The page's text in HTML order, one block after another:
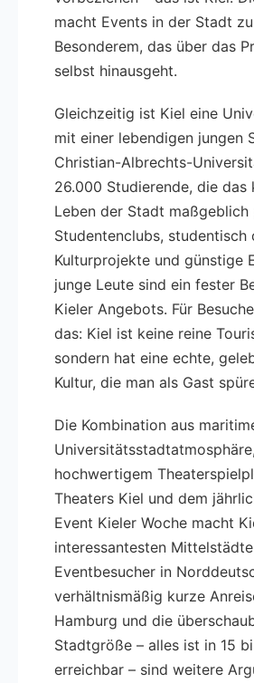
macht Events in der Stadt
Besonderem, das über das
selbst hinausgeht.
Gleichzeitig ist Kiel eine
mit einer lebendigen jungen
Christian-Albrechts-
26.000 Studierende, die das
Leben der Stadt maßgeblich
Studentenclubs, studentisch
Kulturprojekte und günstige
junge Leute sind ein fester
Kieler Angebots. Für
das: Kiel ist keine reine
sondern hat eine echte,
Kultur, die man als Gast
Die Kombination aus
Universitätsstadtatmosphäre,
hochwertigem
Theaters Kiel und dem
Event Kieler Woche macht
interessantesten
Eventbesucher in
verhältnismäßig kurze
Hamburg und die
Stadtgröße – alles ist in 15
erreichbar – sind weitere